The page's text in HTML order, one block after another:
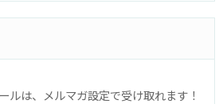
ルは、メルマガ設定で受け取れます！